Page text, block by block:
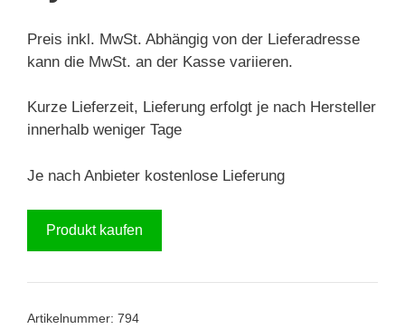
Preis inkl. MwSt. Abhängig von der Lieferadresse
kann die MwSt. an der Kasse variieren.
Kurze Lieferzeit, Lieferung erfolgt je nach Hersteller
innerhalb weniger Tage
Je nach Anbieter kostenlose Lieferung
Produkt kaufen
Artikelnummer: 794